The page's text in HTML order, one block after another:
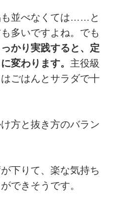
も並べなくては……と
多いですよね。でも
かり実践すると、定
変わります。 主役級
ごはんとサラダで十
方と抜き方のバラン
下りて、楽な気持ち
できそうです。